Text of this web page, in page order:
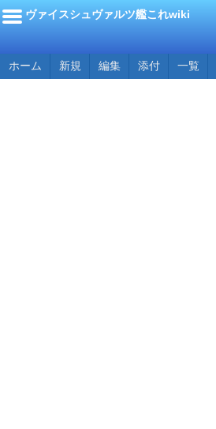
ヴァイスシュヴァルツ艦これwiki
ホーム 新規 編集 添付 一覧